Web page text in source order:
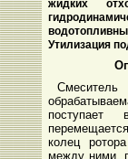
жидких
Утилизация
колец
между ними,